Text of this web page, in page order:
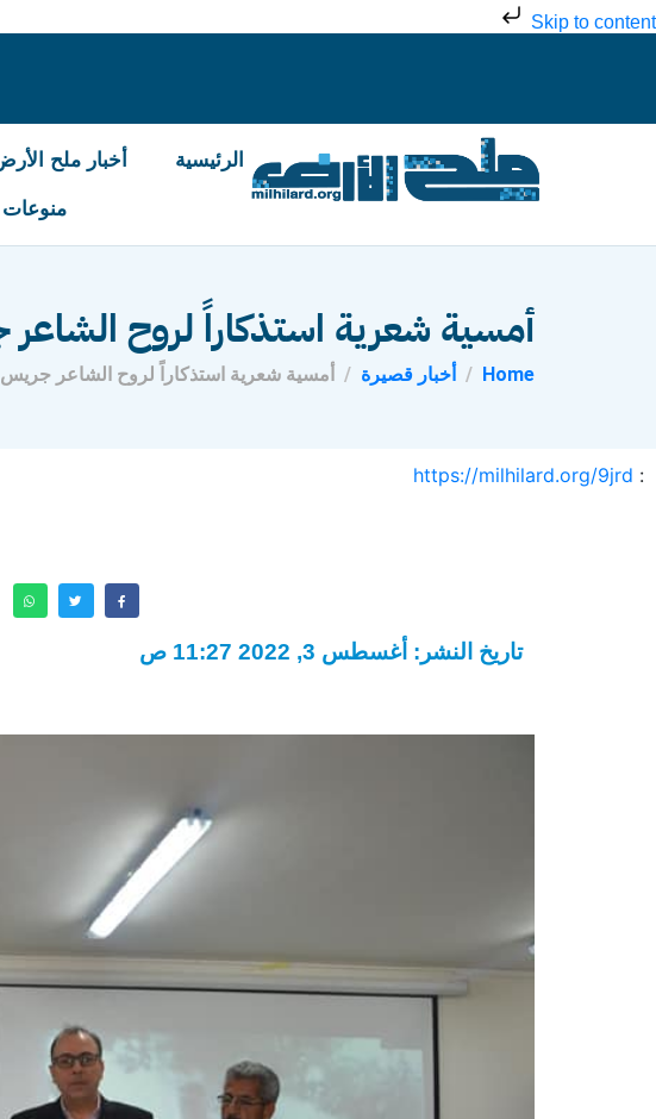
Skip to content
الرئيسية أخبار ملح
منوعات
أمسية شعرية استذكاراً لروح
Home أخبار قصيرة أمسية شعرية استذكاراً لروح الشاعر
:
https://milhilard.org/9jrd
تاريخ النشر: أغسطس 3, 2022 11:27 ص